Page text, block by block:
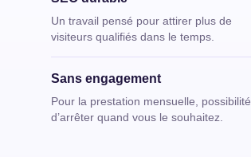
Un travail pensé pour attirer plus de
visiteurs qualifiés dans le temps.
Sans engagement
Pour la prestation mensuelle, possibilité
d’arrêter quand vous le souhaitez.